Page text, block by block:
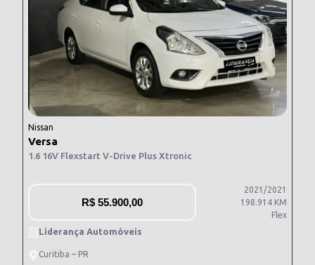
Nissan
Versa
1.6 16V Flexstart V-Drive Plus Xtronic
R$ 55.900,00
2021/2021
198.914 KM
Flex
Liderança Automóveis
Curitiba – PR